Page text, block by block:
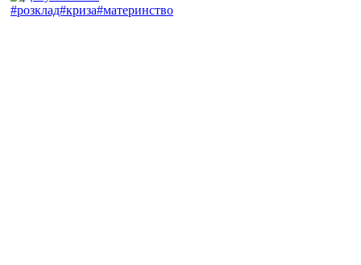
#розклад#криза#материнство